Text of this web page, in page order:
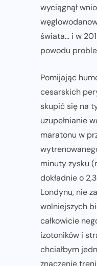
wyciągnął
świata… i w
powodu
Pomijając
cesarskich
skupić się na
uzupełnianie
maratonu w
minuty zysku
dokładnie o
Londynu, nie
wolniejszych
całkowicie
izotoników i
chciałbym
znaczenie